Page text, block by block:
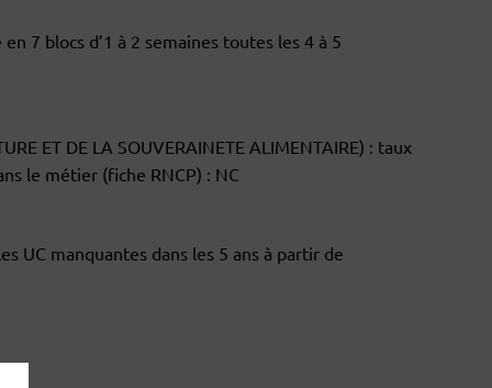
7 blocs d’1 à 2 semaines toutes les 4 à 5
ET DE LA SOUVERAINETE ALIMENTAIRE) : taux
le métier (fiche RNCP) : NC
UC manquantes dans les 5 ans à partir de